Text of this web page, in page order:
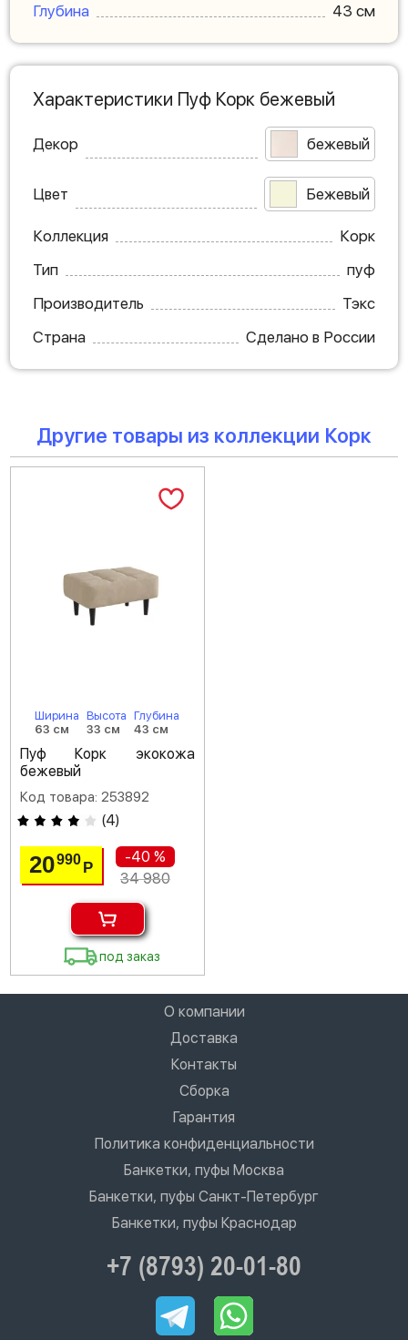
Глубина
43 см
Характеристики Пуф Корк бежевый
Декор бежевый
Цвет Бежевый
Коллекция
Корк
Тип
пуф
Производитель
Тэкс
Страна
Сделано в России
Другие товары из коллекции Корк
Ширина
63 см
Высота
33 см
Глубина
43 см
Пуф Корк экокожа
бежевый
Код товара: 253892
(4)
20990Р
-40 %
34 980
под заказ
О компании
Доставка
Контакты
Сборка
Гарантия
Политика конфиденциальности
Банкетки, пуфы Москва
Банкетки, пуфы Санкт-Петербург
Банкетки, пуфы Краснодар
+7 (8793) 20-01-80